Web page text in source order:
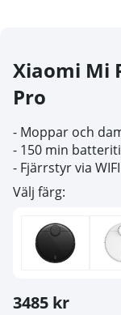
Xiaomi Mi
Pro
- Moppar och
- 150 min
- Fjärrstyr via
Välj färg:
3485 kr